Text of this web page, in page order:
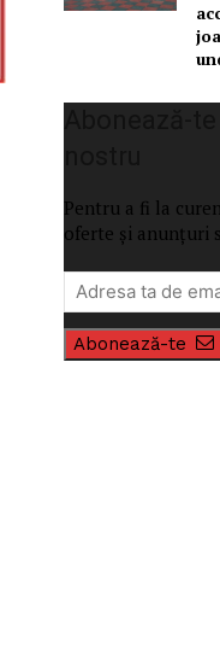
Pentru a fi la
oferte și anunțuri
Abonează-te